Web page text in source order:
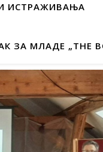
ИСТРАЖИВАЊА
ЗА МЛАДЕ „THE